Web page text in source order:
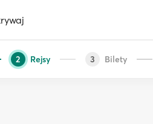
2 Rejsy 3 Bilety